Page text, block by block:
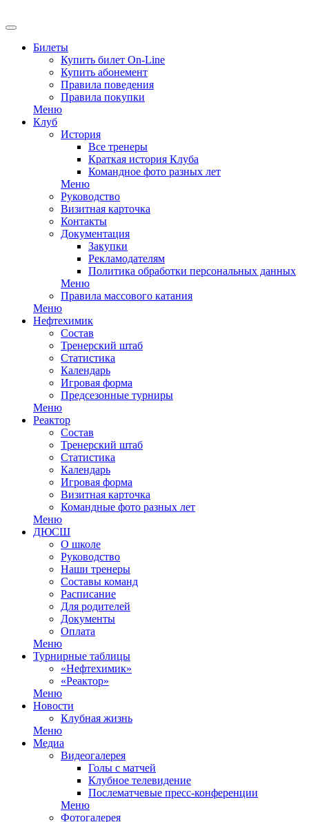
Билеты
Купить билет On-Line
Купить абонемент
Правила поведения
Правила покупки
Меню
Клуб
История
Все тренеры
Краткая история Клуба
Командное фото разных лет
Меню
Руководство
Визитная карточка
Контакты
Документация
Закупки
Рекламодателям
Политика обработки персональных данных
Меню
Правила массового катания
Меню
Нефтехимик
Состав
Тренерский штаб
Статистика
Календарь
Игровая форма
Предсезонные турниры
Меню
Реактор
Состав
Тренерский штаб
Статистика
Календарь
Игровая форма
Визитная карточка
Командные фото разных лет
Меню
ДЮСШ
О школе
Руководство
Наши тренеры
Составы команд
Расписание
Для родителей
Документы
Оплата
Меню
Турнирные таблицы
«Нефтехимик»
«Реактор»
Меню
Новости
Клубная жизнь
Меню
Медиа
Видеогалерея
Голы с матчей
Клубное телевидение
Послематчевые пресс-конференции
Меню
Фотогалерея